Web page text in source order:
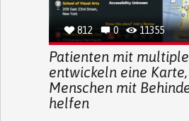
812 0 11355
Patienten mit
entwickeln eine
Menschen mit
helfen